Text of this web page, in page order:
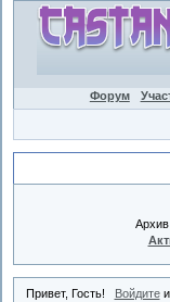
Форум
Привет, Гость! Войдите